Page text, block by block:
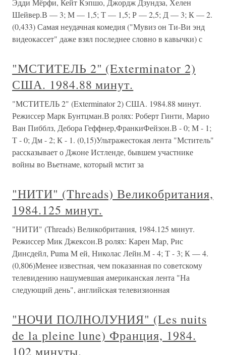
Эдди Мёрфи, Кейт Кэпшо, Джордж Дзундза, Хелен
Шейвер.В — 3; М — 1,5; Т — 1,5; Р — 2,5; Д — 3; К — 2.
(0,433) Самая неудачная комедия ("Мувиз он Ти-Ви энд
видеокассет" даже взял последнее словно в кавычки) с
"МСТИТЕЛЬ 2" (Exterminator 2)
США. 1984.88 минут.
"МСТИТЕЛЬ 2" (Exterminator 2) США. 1984.88 минут.
Режиссер Марк Бунтцман.В ролях: Роберт Гинти, Марио
Ван Пибблз, Дебора Геффнер,ФранкиФейзон.В - 0; М - 1;
Т - 0; Дм - 2; К - 1. (0,15)Ультражестокая лента "Мститель"
рассказывает о Джоне Истленде, бывшем участнике
войны во Вьетнаме, который мстит за
"НИТИ" (Threads) Великобритания,
1984.125 минут.
"НИТИ" (Threads) Великобритания, 1984.125 минут.
Режиссер Мик Джексон.В ролях: Карен Map, Рис
Динсдейл, Puma M ей, Николас Лейн.М - 4; Т - 3; К — 4.
(0,806)Менее известная, чем показанная по советскому
телевидению нашумевшая американская лента "На
следующий день", английская телевизионная
"НОЧИ ПОЛНОЛУНИЯ" (Les nuits
de la pleine lune) Франция, 1984.
102 минуты.